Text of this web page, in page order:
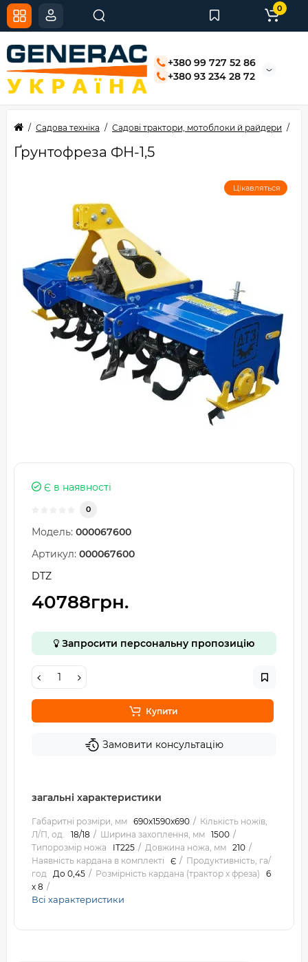
+380 99 727 52 86
+380 93 234 28 72
0
Садова техніка Садові трактори, мотоблоки й райдери
Ґрунтофреза ФН-1,5
Цікавляться
Є в наявності
0
Модель: 000067600
Артикул: 000067600
DTZ
40788грн.
Запросити персональну пропозицію
Купити
Замовити консультацію
загальні характеристики
Габаритні розміри, мм 690x1590x690
Кількість ножів,
Л/П, од.
18/18 Ширина захоплення, мм 1500
Типорозмір ножа
IT225 Довжина ножа, мм 210
Наявність кардана в комплекті
Є
Продуктивність, га/
год До 0,45 Розмірність кардана (трактор х фреза)
6
х 8
Всі характеристики